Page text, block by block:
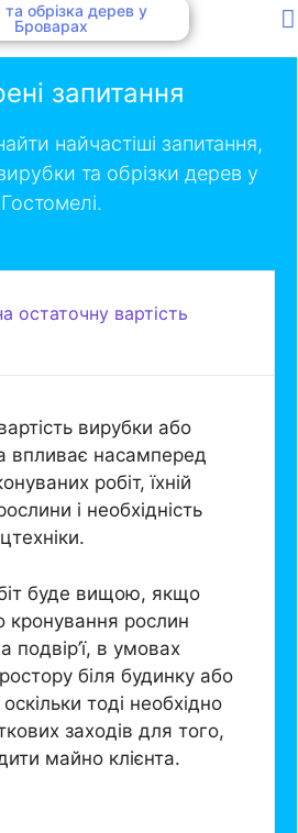
та обрізка дерев у
Броварах
запитання
найчастіші запитання,
та обрізки дерев у
Гостомелі.
остаточну вартість
вирубки або
впливає насамперед
робіт, їхній
і необхідність
буде вищою, якщо
кронування рослин
подвір’ї, в умовах
біля будинку або
оскільки тоді необхідно
заходів для того,
майно клієнта.